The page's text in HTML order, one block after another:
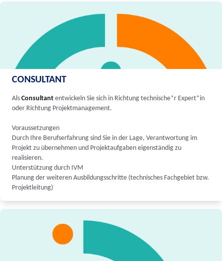
CONSULTANT
Als Consultant entwickeln Sie sich in Richtung technische*r Expert*in
oder Richtung Projektmanagement.
Voraussetzungen
Durch Ihre Berufserfahrung sind Sie in der Lage, Verantwortung im
Projekt zu übernehmen und Projektaufgaben eigenständig zu
realisieren.
Unterstützung durch IVM
Planung der weiteren Ausbildungsschritte (technisches Fachgebiet bzw.
Projektleitung)